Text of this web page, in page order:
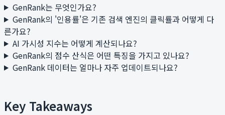
GenRank는 무엇인가요?
GenRank의 '인용률'은 기존 검색 엔진의 클릭률과 어떻게 다
른가요?
AI 가시성 지수는 어떻게 계산되나요?
GenRank의 점수 산식은 어떤 특징을 가지고 있나요?
GenRank 데이터는 얼마나 자주 업데이트되나요?
Key Takeaways